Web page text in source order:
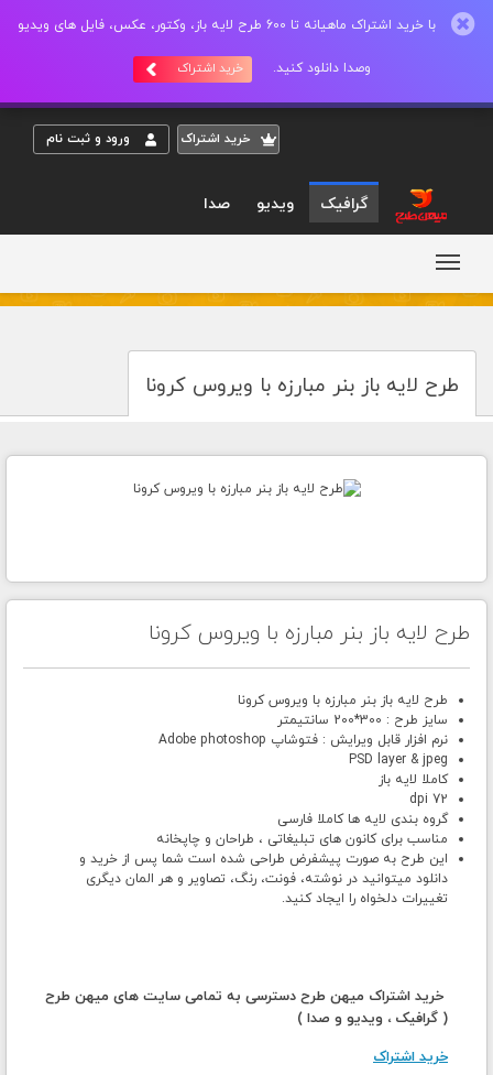
با خرید اشتراک ماهیانه تا 600 طرح لایه باز، وکتور، عکس، فایل های ویدیو
وصدا دانلود کنید. خرید اشتراک
خريد اشتراک ورود و ثبت نام
گرافیک ویدیو صدا
طرح لایه باز بنر مبارزه با ویروس کرونا
طرح لایه باز بنر مبارزه با ویروس کرونا
طرح لایه باز بنر مبارزه با ویروس کرونا
سایز طرح : 300*200 سانتیمتر
نرم افزار قابل ویرایش : فتوشاپ Adobe photoshop
PSD layer & jpeg
کاملا لایه باز
72 dpi
گروه بندی لایه ها کاملا فارسی
مناسب برای کانون های تبلیغاتی ، طراحان و چاپخانه
این طرح به صورت پیشفرض طراحی شده است شما پس از خرید و
دانلود میتوانید در نوشته، فونت، رنگ، تصاویر و هر المان دیگری
تغییرات دلخواه را ایجاد کنید.
خرید اشتراک میهن طرح دسترسی به تمامی سایت های میهن طرح
( گرافیک ، ویدیو و صدا )
خرید اشتراک